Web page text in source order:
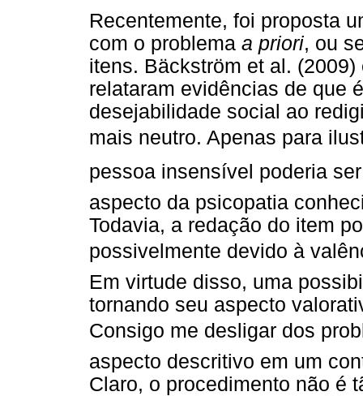
Recentemente, foi proposta
com o problema a priori, ou
itens. Bäckström et al.
relataram evidências de que
desejabilidade social ao
mais neutro. Apenas para
pessoa insensível poderia
aspecto da psicopatia
Todavia, a redação do item
possivelmente devido à
Em virtude disso, uma
tornando seu aspecto
Consigo me desligar dos
aspecto descritivo em um
Claro, o procedimento não é